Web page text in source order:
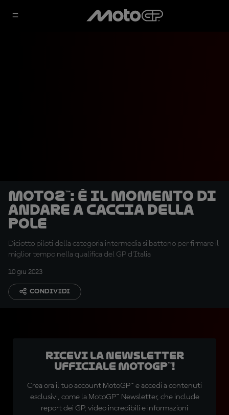
Moto2™: è il momento di
andare a caccia della
pole
Diciotto piloti della categoria intermedia si battono per firmare il
miglior tempo nella qualifica del GP d'Italia
10 giu 2023
CONDIVIDI
Ricevi la newsletter
ufficiale MotoGP™!
Crea ora il tuo account MotoGP™ e accedi a contenuti
esclusivi, come la MotoGP™ Newsletter, che include
report dei GP, video incredibili e informazioni